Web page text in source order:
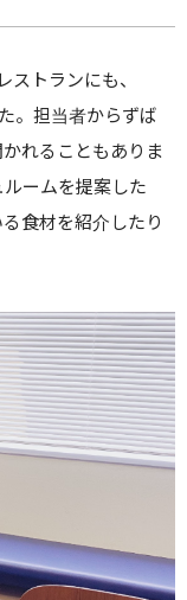
ストランにも、
。担当者からずば
れることもありま
ームを提案した
食材を紹介したり